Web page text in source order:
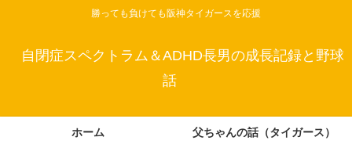
勝っても負けても阪神タイガースを応援
自閉症スペクトラム＆ADHD長男の成長記録と野球
話
ホーム 父ちゃんの話（タイガース）